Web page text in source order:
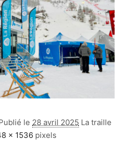
le 28 avril 2025 La traille
× 1536 pixels